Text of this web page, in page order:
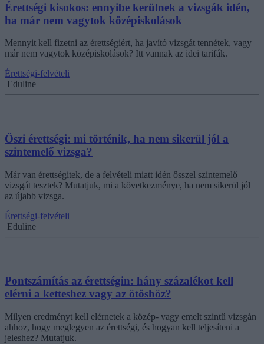
Érettségi kisokos: ennyibe kerülnek a vizsgák idén,
ha már nem vagytok középiskolások
Mennyit kell fizetni az érettségiért, ha javító vizsgát tennétek, vagy
már nem vagytok középiskolások? Itt vannak az idei tarifák.
Érettségi-felvételi
Eduline
Őszi érettségi: mi történik, ha nem sikerül jól a
szintemelő vizsga?
Már van érettségitek, de a felvételi miatt idén ősszel szintemelő
vizsgát tesztek? Mutatjuk, mi a következménye, ha nem sikerül jól
az újabb vizsga.
Érettségi-felvételi
Eduline
Pontszámítás az érettségin: hány százalékot kell
elérni a ketteshez vagy az ötöshöz?
Milyen eredményt kell elérnetek a közép- vagy emelt szintű vizsgán
ahhoz, hogy meglegyen az érettségi, és hogyan kell teljesíteni a
jeleshez? Mutatjuk.